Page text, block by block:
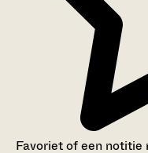
Favoriet of een notitie